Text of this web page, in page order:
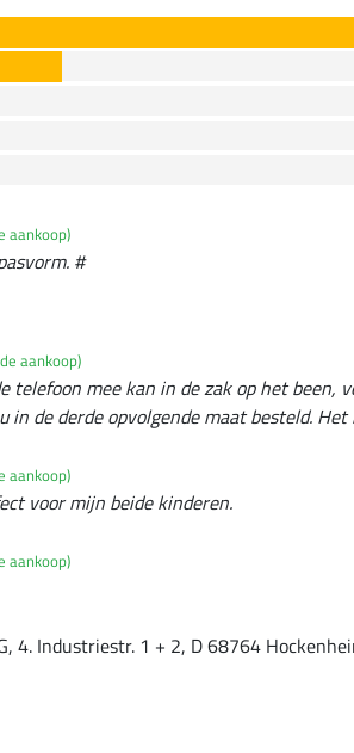
aankoop)
#
aankoop)
telefoon mee kan in de zak op het been,
in de derde opvolgende maat besteld.
aankoop)
voor mijn beide kinderen.
aankoop)
4. Industriestr. 1 + 2, D 68764